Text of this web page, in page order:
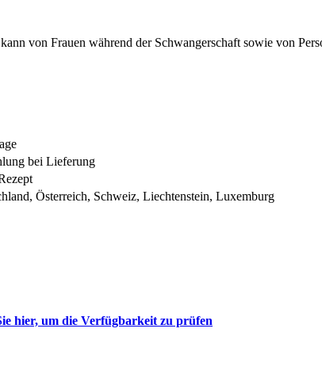
von Frauen während der Schwangerschaft sowie von
bei Lieferung
Österreich, Schweiz, Liechtenstein, Luxemburg
hier, um die Verfügbarkeit zu prüfen